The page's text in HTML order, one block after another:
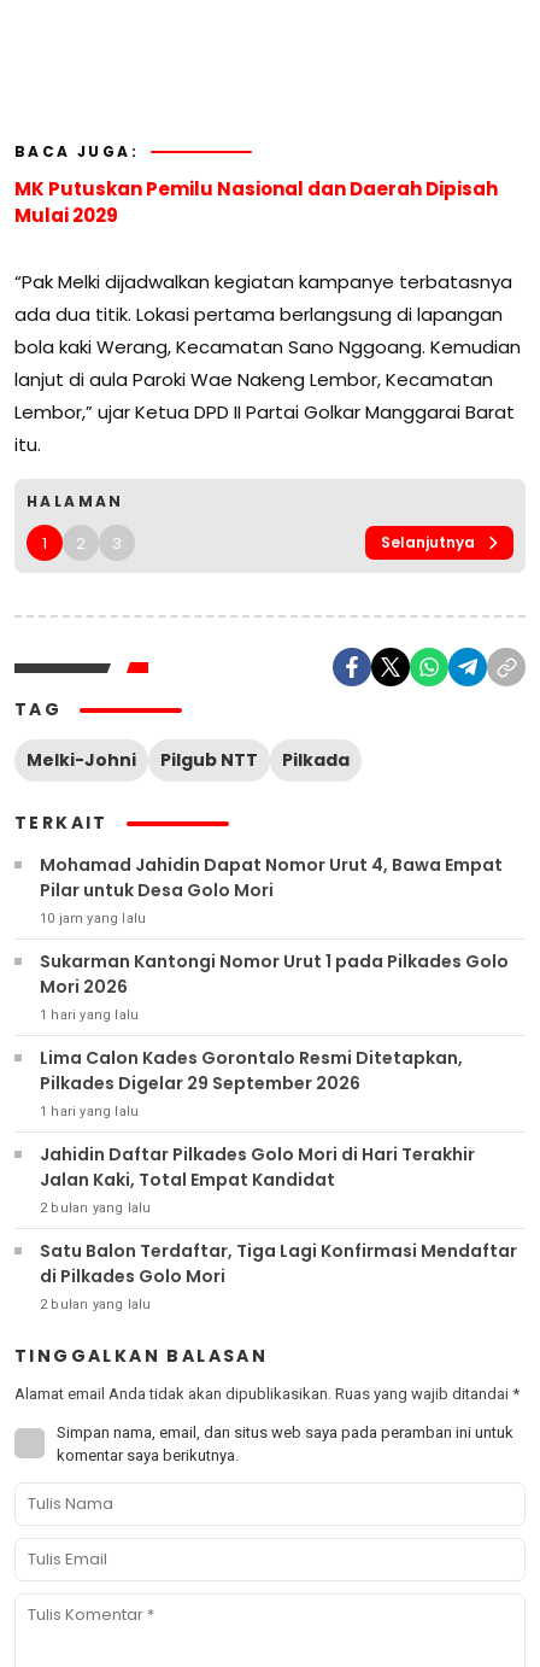
BACA JUGA:
MK Putuskan Pemilu Nasional dan Daerah Dipisah
Mulai 2029
“Pak Melki dijadwalkan kegiatan kampanye terbatasnya
ada dua titik. Lokasi pertama berlangsung di lapangan
bola kaki Werang, Kecamatan Sano Nggoang. Kemudian
lanjut di aula Paroki Wae Nakeng Lembor, Kecamatan
Lembor,” ujar Ketua DPD II Partai Golkar Manggarai Barat
itu.
HALAMAN
1 2 3 Selanjutnya
TAG
Melki-Johni Pilgub NTT Pilkada
TERKAIT
Mohamad Jahidin Dapat Nomor Urut 4, Bawa Empat
Pilar untuk Desa Golo Mori
10 jam yang lalu
Sukarman Kantongi Nomor Urut 1 pada Pilkades Golo
Mori 2026
1 hari yang lalu
Lima Calon Kades Gorontalo Resmi Ditetapkan,
Pilkades Digelar 29 September 2026
1 hari yang lalu
Jahidin Daftar Pilkades Golo Mori di Hari Terakhir
Jalan Kaki, Total Empat Kandidat
2 bulan yang lalu
Satu Balon Terdaftar, Tiga Lagi Konfirmasi Mendaftar
di Pilkades Golo Mori
2 bulan yang lalu
TINGGALKAN BALASAN
Alamat email Anda tidak akan dipublikasikan. Ruas yang wajib ditandai *
Simpan nama, email, dan situs web saya pada peramban ini untuk
komentar saya berikutnya.